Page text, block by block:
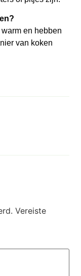
en hebben
van koken
Vereiste